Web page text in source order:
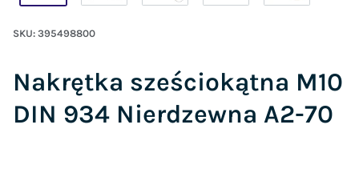
SKU: 395498800
Nakrętka sześciokątna M10
DIN 934 Nierdzewna A2-70